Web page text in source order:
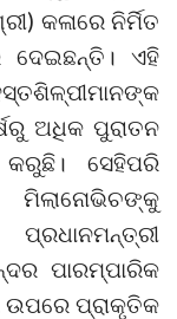
କଳାରେ ନିର୍ମିତ
ଦେଇଛନ୍ତି। ଏହି
ଅଧିକ ପୁରାତନ
ସେହିପରି
ପାରମ୍ପାରିକ
ଉପରେ ପ୍ରାକୃତିକ